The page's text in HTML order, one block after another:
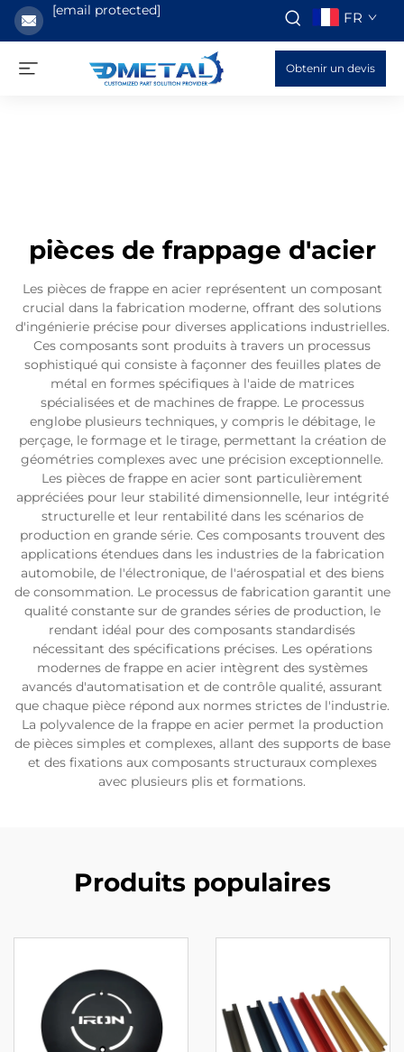
[email protected] FR
Obtenir un devis
pièces de frappage d'acier
Les pièces de frappe en acier représentent un composant
crucial dans la fabrication moderne, offrant des solutions
d'ingénierie précise pour diverses applications industrielles.
Ces composants sont produits à travers un processus
sophistiqué qui consiste à façonner des feuilles plates de
métal en formes spécifiques à l'aide de matrices
spécialisées et de machines de frappe. Le processus
englobe plusieurs techniques, y compris le débitage, le
perçage, le formage et le tirage, permettant la création de
géométries complexes avec une précision exceptionnelle.
Les pièces de frappe en acier sont particulièrement
appréciées pour leur stabilité dimensionnelle, leur intégrité
structurelle et leur rentabilité dans les scénarios de
production en grande série. Ces composants trouvent des
applications étendues dans les industries de la fabrication
automobile, de l'électronique, de l'aérospatial et des biens
de consommation. Le processus de fabrication garantit une
qualité constante sur de grandes séries de production, le
rendant idéal pour des composants standardisés
nécessitant des spécifications précises. Les opérations
modernes de frappe en acier intègrent des systèmes
avancés d'automatisation et de contrôle qualité, assurant
que chaque pièce répond aux normes strictes de l'industrie.
La polyvalence de la frappe en acier permet la production
de pièces simples et complexes, allant des supports de base
et des fixations aux composants structuraux complexes
avec plusieurs plis et formations.
Produits populaires